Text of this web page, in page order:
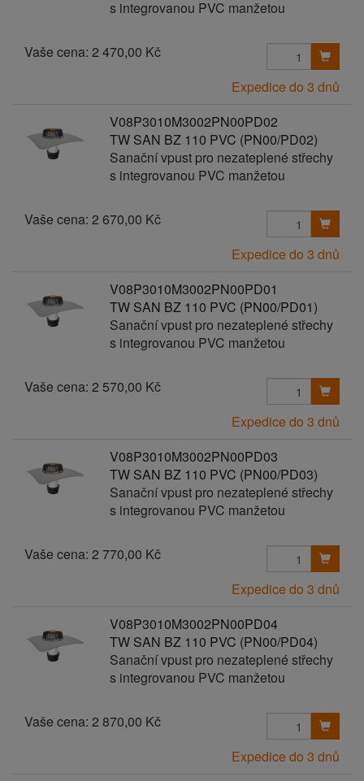
s integrovanou PVC manžetou
Vaše cena: 2 470,00 Kč
Expedice do 3 dnů
V08P3010M3002PN00PD02
TW SAN BZ 110 PVC (PN00/PD02)
Sanační vpust pro nezateplené střechy
s integrovanou PVC manžetou
Vaše cena: 2 670,00 Kč
Expedice do 3 dnů
V08P3010M3002PN00PD01
TW SAN BZ 110 PVC (PN00/PD01)
Sanační vpust pro nezateplené střechy
s integrovanou PVC manžetou
Vaše cena: 2 570,00 Kč
Expedice do 3 dnů
V08P3010M3002PN00PD03
TW SAN BZ 110 PVC (PN00/PD03)
Sanační vpust pro nezateplené střechy
s integrovanou PVC manžetou
Vaše cena: 2 770,00 Kč
Expedice do 3 dnů
V08P3010M3002PN00PD04
TW SAN BZ 110 PVC (PN00/PD04)
Sanační vpust pro nezateplené střechy
s integrovanou PVC manžetou
Vaše cena: 2 870,00 Kč
Expedice do 3 dnů